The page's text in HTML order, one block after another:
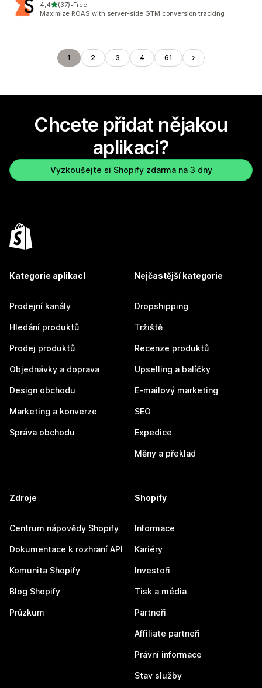
4,4z 5 hvězd
(37)
Celkový počet recenzí: 37
•Free
Maximize ROAS with server-side GTM conversion tracking
1 2 3 4 61
Chcete přidat nějakou
aplikaci?
Vyzkoušejte si Shopify zdarma na 3 dny
Kategorie aplikací
Prodejní kanály
Hledání produktů
Prodej produktů
Objednávky a doprava
Design obchodu
Marketing a konverze
Správa obchodu
Nejčastější kategorie
Dropshipping
Tržiště
Recenze produktů
Upselling a balíčky
E-mailový marketing
SEO
Expedice
Měny a překlad
Zdroje
Centrum nápovědy Shopify
Dokumentace k rozhraní API
Komunita Shopify
Blog Shopify
Průzkum
Shopify
Informace
Kariéry
Investoři
Tisk a média
Partneři
Affiliate partneři
Právní informace
Stav služby